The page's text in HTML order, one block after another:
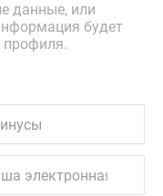
данные, или
будет
профиля.